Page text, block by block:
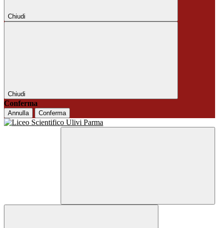
Chiudi
Chiudi
Conferma
Annulla Conferma